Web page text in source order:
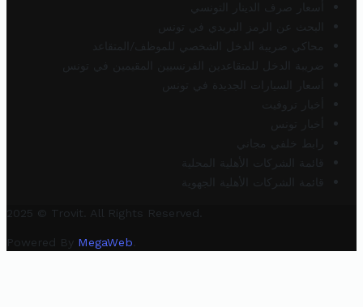
أسعار صرف الدينار التونسي
البحث عن الرمز البريدي في تونس
محاكي ضريبة الدخل الشخصي للموظف/المتقاعد
ضريبة الدخل للمتقاعدين الفرنسيين المقيمين في تونس
أسعار السيارات الجديدة في تونس
أخبار تروفيت
أخبار تونس
رابط خلفي مجاني
قائمة الشركات الأهلية المحلية
قائمة الشركات الأهلية الجهوية
2025 © Trovit. All Rights Reserved.
Powered By MegaWeb